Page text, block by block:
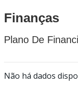
Finanças
Plano De
Não há dados